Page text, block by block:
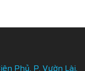
Phủ, P. Vườn Lài,